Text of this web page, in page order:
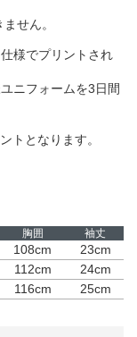
せん。
様でプリントされ
ニフォームを3日間
トとなります。
胸囲 袖丈
108cm
23cm
112cm
24cm
116cm 25cm